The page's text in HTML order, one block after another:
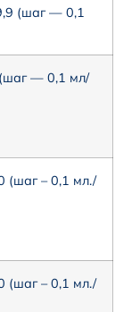
(шаг — 0,1
— 0,1 мл/
(шаг – 0,1 мл./
(шаг – 0,1 мл./